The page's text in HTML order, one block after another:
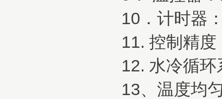
10．计时器
11. 控制精
12. 水冷循环
13、温度均